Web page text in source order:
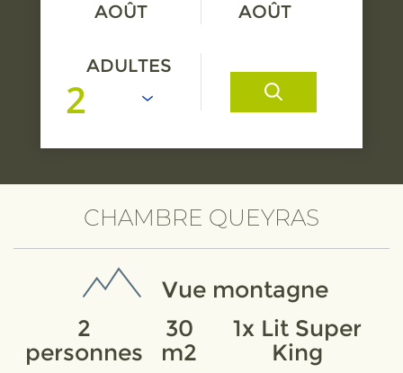
AOÛT
AOÛT
ADULTES
CHAMBRE QUEYRAS
Vue montagne
2
personnes
30
m2
1x Lit Super
King